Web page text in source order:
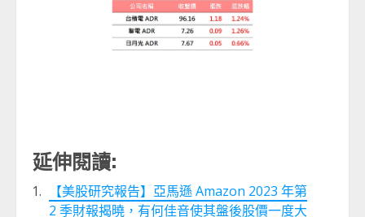
延伸閱讀:
【美股研究報告】亞馬遜 Amazon 2023 年第
2 季財報揭曉，有何佳音使其盤後股價一度大